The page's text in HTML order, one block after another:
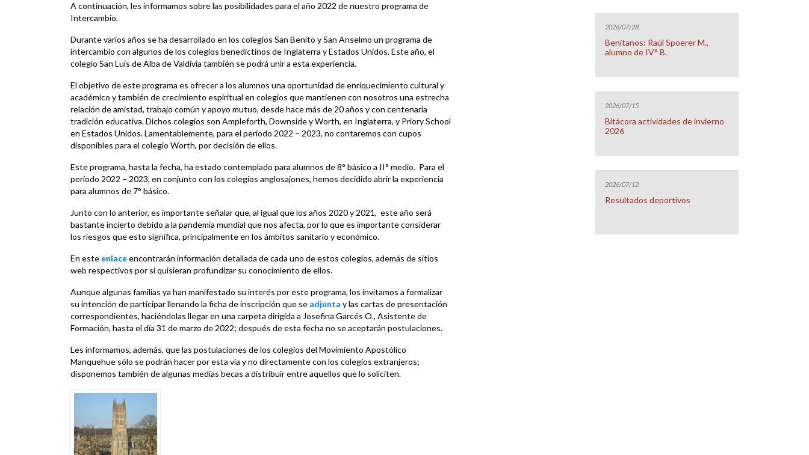
A continuación, les informamos sobre las posibilidades para el año 2022 de nuestro programa de
Intercambio.
Durante varios años se ha desarrollado en los colegios San Benito y San Anselmo un programa de
intercambio con algunos de los colegios benedictinos de Inglaterra y Estados Unidos. Este año, el
colegio San Luis de Alba de Valdivia también se podrá unir a esta experiencia.
El objetivo de este programa es ofrecer a los alumnos una oportunidad de enriquecimiento cultural y
académico y también de crecimiento espiritual en colegios que mantienen con nosotros una estrecha
relación de amistad, trabajo común y apoyo mutuo, desde hace más de 20 años y con centenaria
tradición educativa. Dichos colegios son Ampleforth, Downside y Worth, en Inglaterra, y Priory School
en Estados Unidos. Lamentablemente, para el período 2022 – 2023, no contaremos con cupos
disponibles para el colegio Worth, por decisión de ellos.
Este programa, hasta la fecha, ha estado contemplado para alumnos de 8° básico a II° medio. Para el
período 2022 – 2023, en conjunto con los colegios anglosajones, hemos decidido abrir la experiencia
para alumnos de 7° básico.
Junto con lo anterior, es importante señalar que, al igual que los años 2020 y 2021, este año será
bastante incierto debido a la pandemia mundial que nos afecta, por lo que es importante considerar
los riesgos que esto significa, principalmente en los ámbitos sanitario y económico.
En este enlaceencontrarán información detallada de cada uno de estos colegios, además de sitios
web respectivos por si quisieran profundizar su conocimiento de ellos.
Aunque algunas familias ya han manifestado su interés por este programa, los invitamos a formalizar
su intención de participar llenando la ficha de inscripción que se adjunta y las cartas de presentación
correspondientes, haciéndolas llegar en una carpeta dirigida a Josefina Garcés O., Asistente de
Formación, hasta el día 31 de marzo de 2022; después de esta fecha no se aceptarán postulaciones.
Les informamos, además, que las postulaciones de los colegios del Movimiento Apostólico
Manquehue sólo se podrán hacer por esta vía y no directamente con los colegios extranjeros;
disponemos también de algunas medias becas a distribuir entre aquellos que lo soliciten.
2026/07/28
Benitanos: Raúl Spoerer M.,
alumno de IV° B.
2026/07/15
Bitácora actividades de invierno
2026
2026/07/12
Resultados deportivos